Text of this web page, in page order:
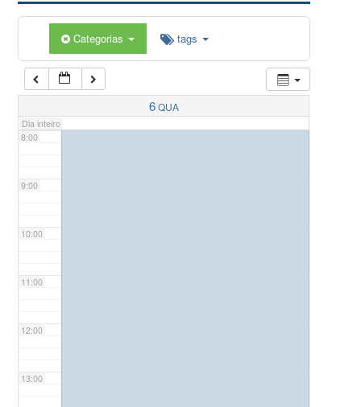
Categorias tags
6QUA
Dia inteiro
7:00
8:00
9:00
10:00
11:00
12:00
13:00